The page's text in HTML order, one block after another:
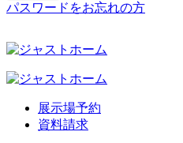
パスワードをお忘れの方
展示場予約
資料請求